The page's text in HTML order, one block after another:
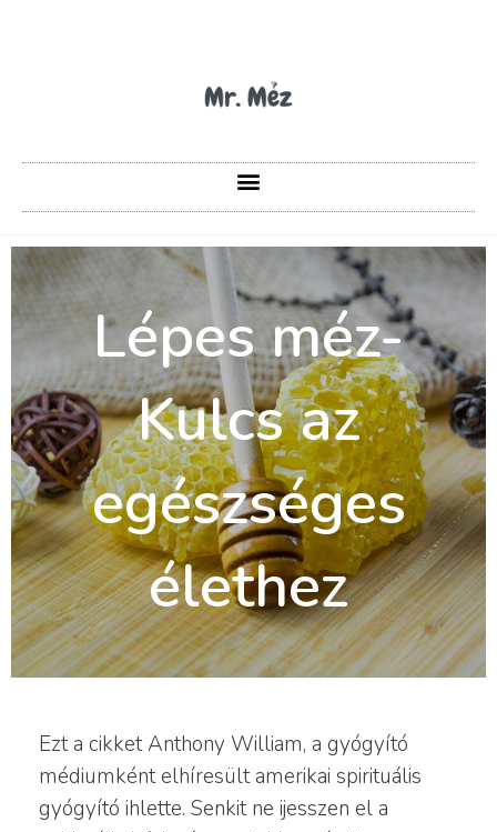
Lépes méz-
Kulcs az
egészséges
élethez
Ezt a cikket Anthony William, a gyógyító
médiumként elhíresült amerikai spirituális
gyógyító ihlette. Senkit ne ijesszen el a